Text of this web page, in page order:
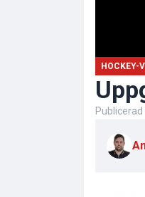
HOCKEY-
Publicerad